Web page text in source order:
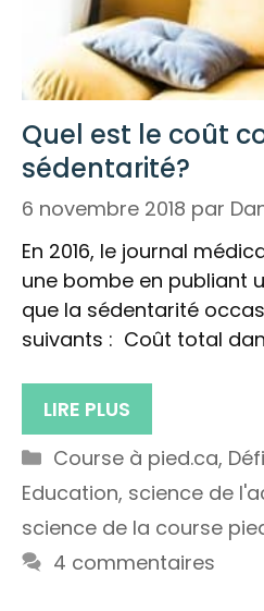
Quel est le coût
sédentarité?
6 novembre 2018 par
En 2016, le journal
une bombe en publiant
que la sédentarité
suivants : Coût total
LIRE PLUS
Catégories
Course à pied.ca,
Education, science de
science de la course
4 commentaires